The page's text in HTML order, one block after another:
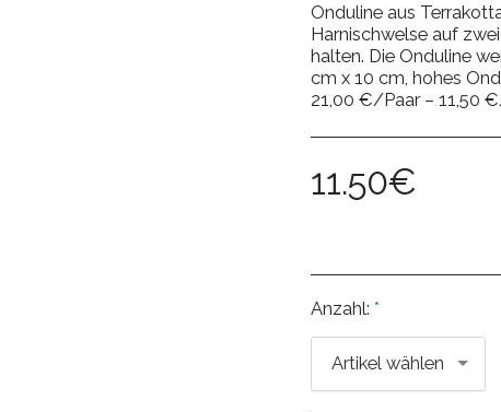
Onduline aus
Harnischwelse auf
halten. Die Onduline
cm x 10 cm, hohes
21,00 €/Paar – 11,50
11.50€
Anzahl: *
Artikel wählen